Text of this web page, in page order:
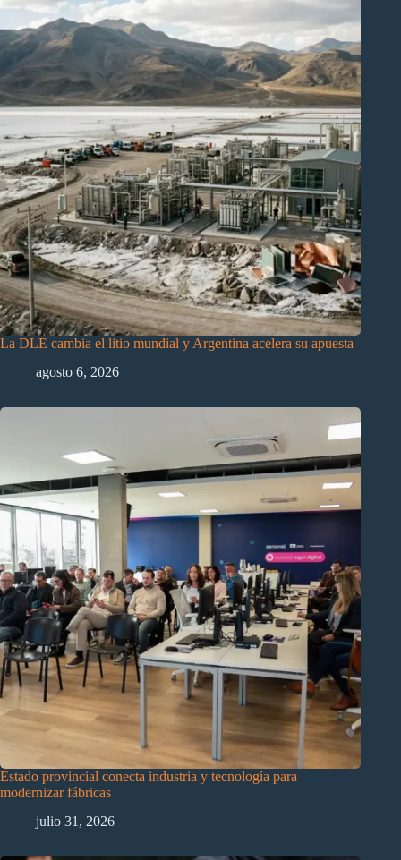
La DLE cambia el litio mundial y Argentina acelera su apuesta
agosto 6, 2026
Estado provincial conecta industria y tecnología para
modernizar fábricas
julio 31, 2026